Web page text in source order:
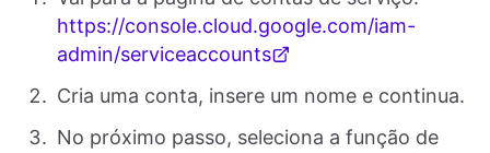
https://console.cloud.google.com/iam-
admin/serviceaccounts
Cria uma conta, insere um nome e continua.
No próximo passo, seleciona a função de